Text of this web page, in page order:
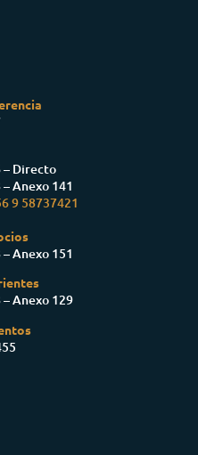
– Directo
Anexo 141
9 58737421
Anexo 151
Anexo 129